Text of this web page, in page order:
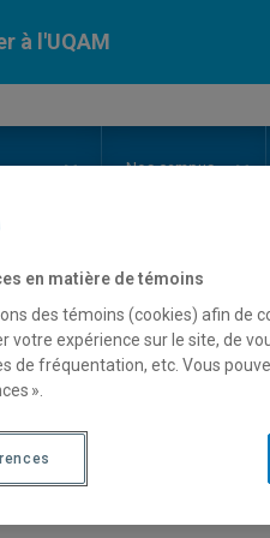
à l'UQAM
Noscampus
de
je fournir un
en matière de témoins
des témoins (cookies) afin de
votre expérience sur le site, de
de fréquentation, etc. Vous
».